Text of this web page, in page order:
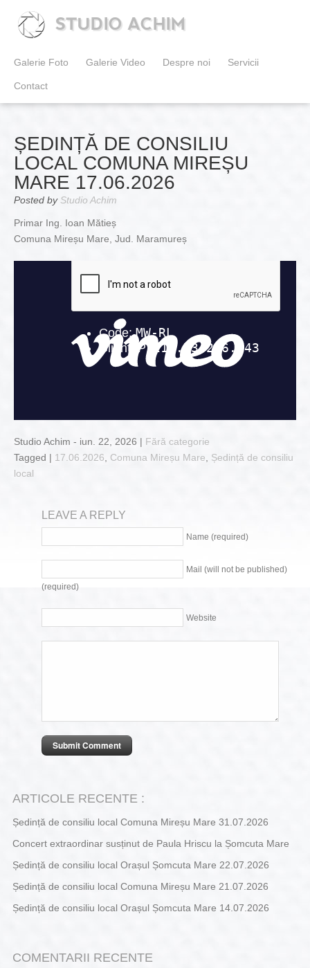
STUDIO ACHIM
Galerie Foto Galerie Video Despre noi Servicii
Contact
ȘEDINȚĂ DE CONSILIU
LOCAL COMUNA MIREȘU
MARE 17.06.2026
Posted by Studio Achim
Primar Ing. Ioan Mătieș
Comuna Mireșu Mare, Jud. Maramureș
Studio Achim - iun. 22, 2026 | Fără categorie
Tagged | 17.06.2026 Comuna Mireșu Mare
Ședință de consiliu
local
LEAVE A REPLY
Name (required)
Mail (will not be published)
(required)
Website
ARTICOLE RECENTE :
Ședință de consiliu local Comuna Mireșu Mare 31.07.2026
Concert extraordinar susținut de Paula Hriscu la Șomcuta Mare
Ședință de consiliu local Orașul Șomcuta Mare 22.07.2026
Ședință de consiliu local Comuna Mireșu Mare 21.07.2026
Ședință de consiliu local Orașul Șomcuta Mare 14.07.2026
COMENTARII RECENTE